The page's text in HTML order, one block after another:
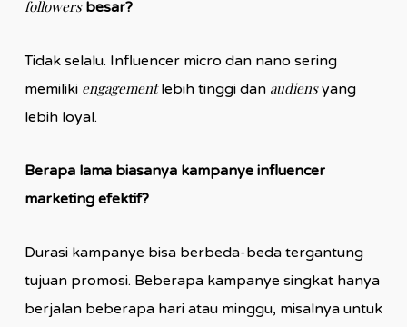
followers besar?
Tidak selalu. Influencer micro dan nano sering
memiliki engagementlebih tinggi dan audiensyang
lebih loyal.
Berapa lama biasanya kampanye influencer
marketing efektif?
Durasi kampanye bisa berbeda-beda tergantung
tujuan promosi. Beberapa kampanye singkat hanya
berjalan beberapa hari atau minggu, misalnya untuk